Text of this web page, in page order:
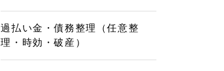
過払い金・債務整理（任意整
理・時効・破産）